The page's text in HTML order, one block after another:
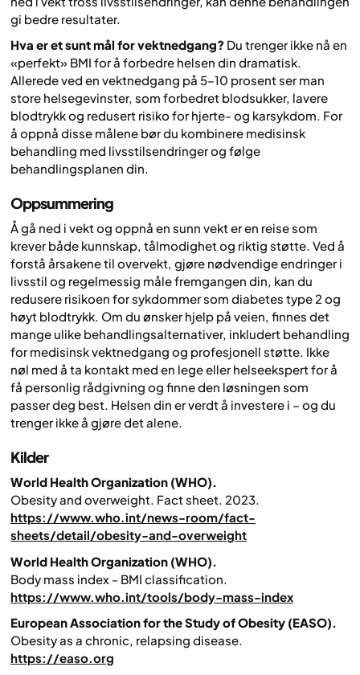
gi bedre resultater.
Hva er et sunt mål for vektnedgang? Du trenger ikke nå en
«perfekt» BMI for å forbedre helsen din dramatisk.
Allerede ved en vektnedgang på 5–10 prosent ser man
store helsegevinster, som forbedret blodsukker, lavere
blodtrykk og redusert risiko for hjerte- og karsykdom. For
å oppnå disse målene bør du kombinere medisinsk
behandling med livsstilsendringer og følge
behandlingsplanen din.
Oppsummering
Å gå ned i vekt og oppnå en sunn vekt er en reise som
krever både kunnskap, tålmodighet og riktig støtte. Ved å
forstå årsakene til overvekt, gjøre nødvendige endringer i
livsstil og regelmessig måle fremgangen din, kan du
redusere risikoen for sykdommer som diabetes type 2 og
høyt blodtrykk. Om du ønsker hjelp på veien, finnes det
mange ulike behandlingsalternativer, inkludert behandling
for medisinsk vektnedgang og profesjonell støtte. Ikke
nøl med å ta kontakt med en lege eller helseekspert for å
få personlig rådgivning og finne den løsningen som
passer deg best. Helsen din er verdt å investere i – og du
trenger ikke å gjøre det alene.
Kilder
World Health Organization (WHO).
Obesity and overweight. Fact sheet. 2023.
https://www.who.int/news-room/fact-
sheets/detail/obesity-and-overweight
World Health Organization (WHO).
Body mass index - BMI classification.
https://www.who.int/tools/body-mass-index
European Association for the Study of Obesity (EASO).
Obesity as a chronic, relapsing disease.
https://easo.org